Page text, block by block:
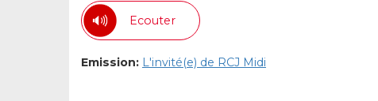
Ecouter
Emission: L'invité(e) de RCJ Midi